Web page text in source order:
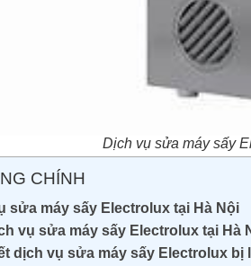
Dịch vụ sửa máy sấy
CHÍNH
sửa máy sấy Electrolux tại Hà Nội
vụ sửa máy sấy Electrolux tại Hà
dịch vụ sửa máy sấy Electrolux bị